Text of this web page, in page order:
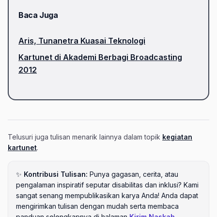
Baca Juga
Aris, Tunanetra Kuasai Teknologi
Kartunet di Akademi Berbagi Broadcasting
2012
Telusuri juga tulisan menarik lainnya dalam topik kegiatan
kartunet.
✨ Kontribusi Tulisan: Punya gagasan, cerita, atau
pengalaman inspiratif seputar disabilitas dan inklusi? Kami
sangat senang mempublikasikan karya Anda! Anda dapat
mengirimkan tulisan dengan mudah serta membaca